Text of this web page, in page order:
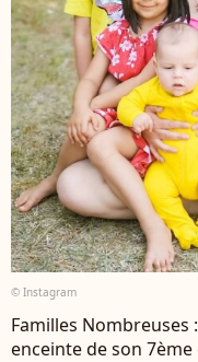
© Instagram
Familles Nombreuses
enceinte de son